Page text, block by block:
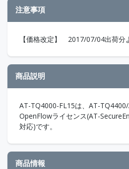
注意事項
【価格改定】 2017/07/04出荷分
商品説明
AT-TQ4000-FL15は、AT-
OpenFlowライセンス(AT-
対応)です。
商品情報